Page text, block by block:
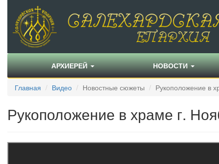
АРХИЕРЕЙ НОВОСТИ
Главная Видео Новостные сюжеты Рукоположение в
Рукоположение в храме г.